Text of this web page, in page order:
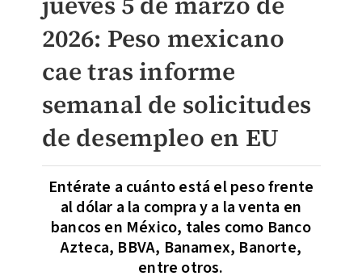
2026: Peso mexicano
cae tras informe
semanal de solicitudes
de desempleo en EU
Entérate a cuánto está el peso frente
al dólar a la compra y a la venta en
bancos en México, tales como Banco
Azteca, BBVA, Banamex, Banorte,
entre otros.